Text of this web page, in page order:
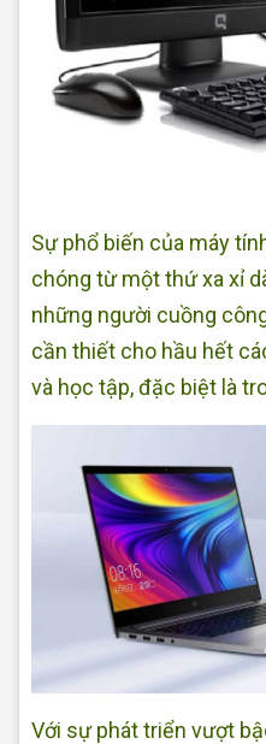
Sự phổ biến của máy
chóng từ một thứ xa xỉ
những người cuồng
cần thiết cho hầu hết
và học tập, đặc biệt là
Với sự phát triển vượt